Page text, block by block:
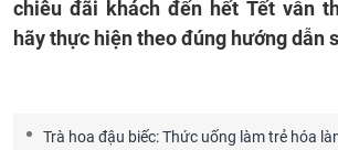
chiêu đãi khách đến hết Tết vẫn
hãy thực hiện theo đúng hướng dẫn
Trà hoa đậu biếc: Thức uống làm trẻ hóa